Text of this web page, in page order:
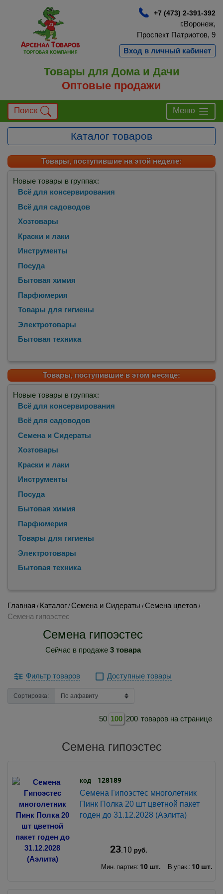
+7 (473) 2-391-392
г.Воронеж,
Проспект Патриотов, 9
Вход в личный кабинет
Товары для Дома и Дачи
Оптовые продажи
Поиск Меню
Каталог товаров
Товары, поступившие на этой неделе:
Новые товары в группах:
Всё для консервирования
Всё для садоводов
Хозтовары
Краски и лаки
Инструменты
Посуда
Бытовая химия
Парфюмерия
Товары для гигиены
Электротовары
Бытовая техника
Товары, поступившие в этом месяце:
Новые товары в группах:
Всё для консервирования
Всё для садоводов
Семена и Сидераты
Хозтовары
Краски и лаки
Инструменты
Посуда
Бытовая химия
Парфюмерия
Товары для гигиены
Электротовары
Бытовая техника
Главная / Каталог /Семена и Сидераты /Семена цветов /
Семена гипоэстес
Семена гипоэстес
Сейчас в продаже 3 товара
Фильтр товаров Доступные товары
Сортировка:
50 100 200 товаров на странице
Семена гипоэстес
код 128189
Семена Гипоэстес многолетник
Пинк Полка 20 шт цветной пакет
годен до 31.12.2028 (Аэлита)
23.10 руб.
Мин. партия: 10 шт. В упак.: 10 шт.